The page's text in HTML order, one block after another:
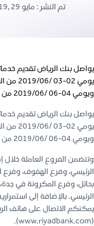
تم النشر : مايو 29 ,2019
يواصل بنك الرياض تقديم
يومي
ويومي 04-06 /2019/06 من الساعة العاشرة صباحاً وحتى الثانية ظهراً.
يواصل بنك الرياض تقديم
يومي
ويومي 04-06 /2019/06 من الساعة العاشرة صباحاً وحتى الثانية ظهراً.
وتتضمن الفروع العاملة خلال
الرئيسي، وفرع الهفوف، وفرع
بحائل، وفرع المكرونة في
الرئيسي. بالإضافة إلى
(www.riyadbank.com).